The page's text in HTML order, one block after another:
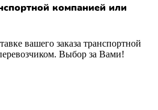
компанией или
вашего заказа транспортной
Выбор за Вами!